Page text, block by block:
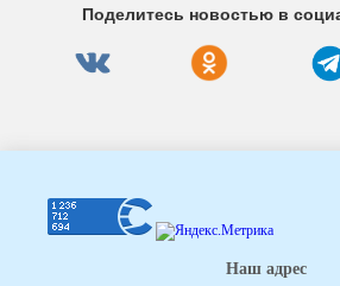
Поделитесь новостью в
Наш адрес